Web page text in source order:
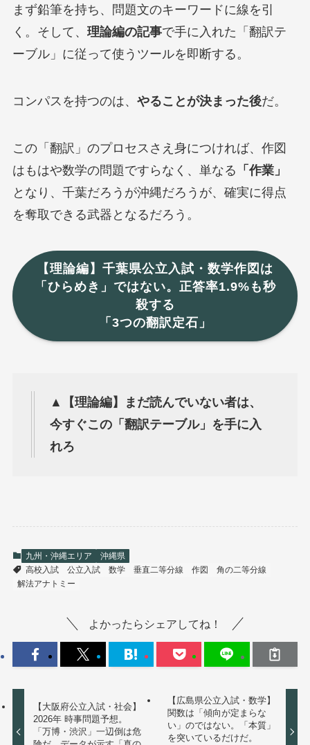
まず鉛筆を持ち、問題文のキーワードに線を引
く。そして、 理論編の記事で手に入れた「翻訳テ
ーブル」に従って使うツールを即断する。
コンパスを持つのは、 やることが決まった後だ。
この「翻訳」のプロセスさえ身につければ、作図
はもはや数学の問題ですらなく、単なる 「作業」
となり、千葉だろうが沖縄だろうが、確実に得点
を奪取できる武器となるだろう。
【理論編】千葉県公立入試・数学作図は
「ひらめき」ではない。正答率1.9%も秒
殺する
「3つの翻訳定石」
▲【理論編】まだ読んでいない者は、
今すぐこの「翻訳テーブル」を手に入
れろ
九州・沖縄エリア
沖縄県
高校入試
公立入試 数学 垂直二等分線 作図
角の二等分線
解法アナトミー
よかったらシェアしてね！
【大阪府公立入試・社会】
2026年 時事問題予想。
「万博・渋沢」一辺倒は危
【広島県公立入試・数学】
関数は「傾向が定まらな
い」のではない。「本質」
を突いているだけだ。